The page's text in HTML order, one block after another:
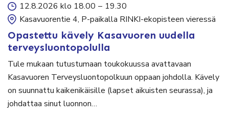
12.8.2026 klo 18.00 – 19.30
Kasavuorentie 4, P-paikalla RINKI-ekopisteen vieressä
Opastettu kävely Kasavuoren uudella
terveysluontopolulla
Tule mukaan tutustumaan toukokuussa avattavaan
Kasavuoren Terveysluontopolkuun oppaan johdolla. Kävely
on suunnattu kaikenikäisille (lapset aikuisten seurassa), ja
johdattaa sinut luonnon…